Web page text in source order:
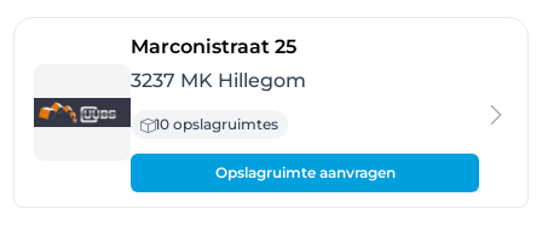
Marconistraat 25- Hillegom
3237 MK Hillegom
10 opslagruimtes
Opslagruimte aanvragen